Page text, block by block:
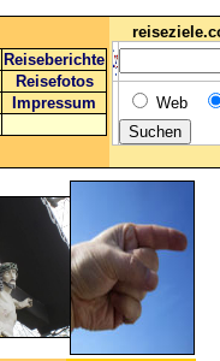
Reiseberichte
Reisefotos
Impressum
Web